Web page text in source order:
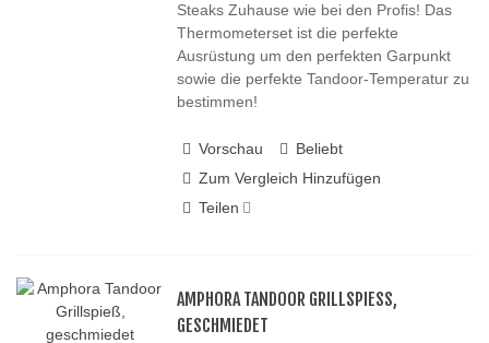
Steaks Zuhause wie bei den Profis! Das
Thermometerset ist die perfekte
Ausrüstung um den perfekten Garpunkt
sowie die perfekte Tandoor-Temperatur zu
bestimmen!
Vorschau
Beliebt
Zum Vergleich Hinzufügen
Teilen
AMPHORA TANDOOR GRILLSPIESS, G
ESCHMIEDET